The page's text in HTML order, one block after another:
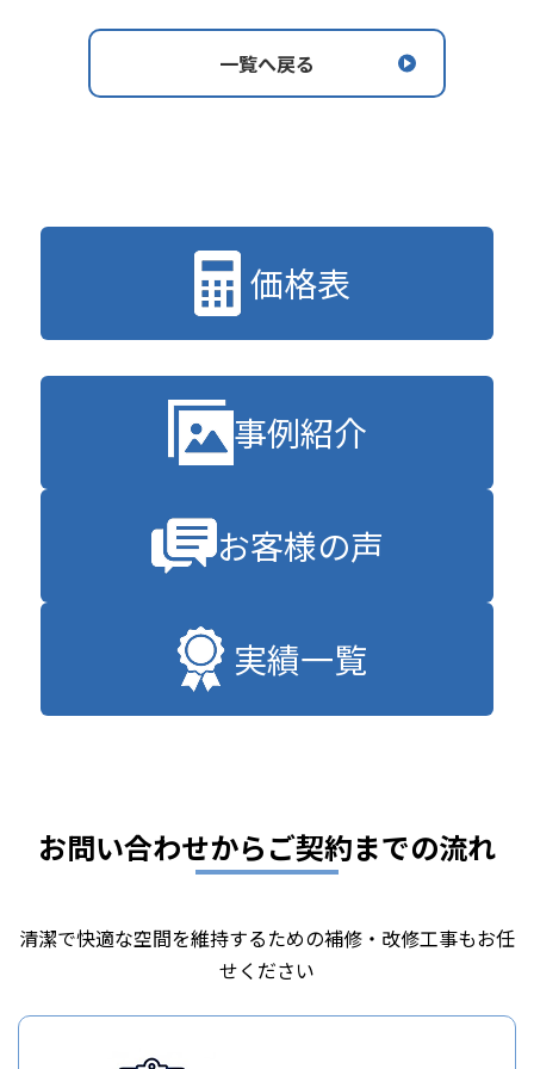
一覧へ戻る
価格表
事例紹介
お客様の声
実績一覧
お問い合わせからご契約までの流れ
清潔で快適な空間を維持するための補修・改修工事もお任
せください